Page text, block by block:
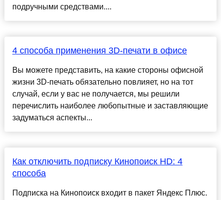
подручными средствами....
4 способа применения 3D-печати в офисе
Вы можете представить, на какие стороны офисной
жизни 3D-печать обязательно повлияет, но на тот
случай, если у вас не получается, мы решили
перечислить наиболее любопытные и заставляющие
задуматься аспекты...
Как отключить подписку Кинопоиск HD: 4
способа
Подписка на Кинопоиск входит в пакет Яндекс Плюс.